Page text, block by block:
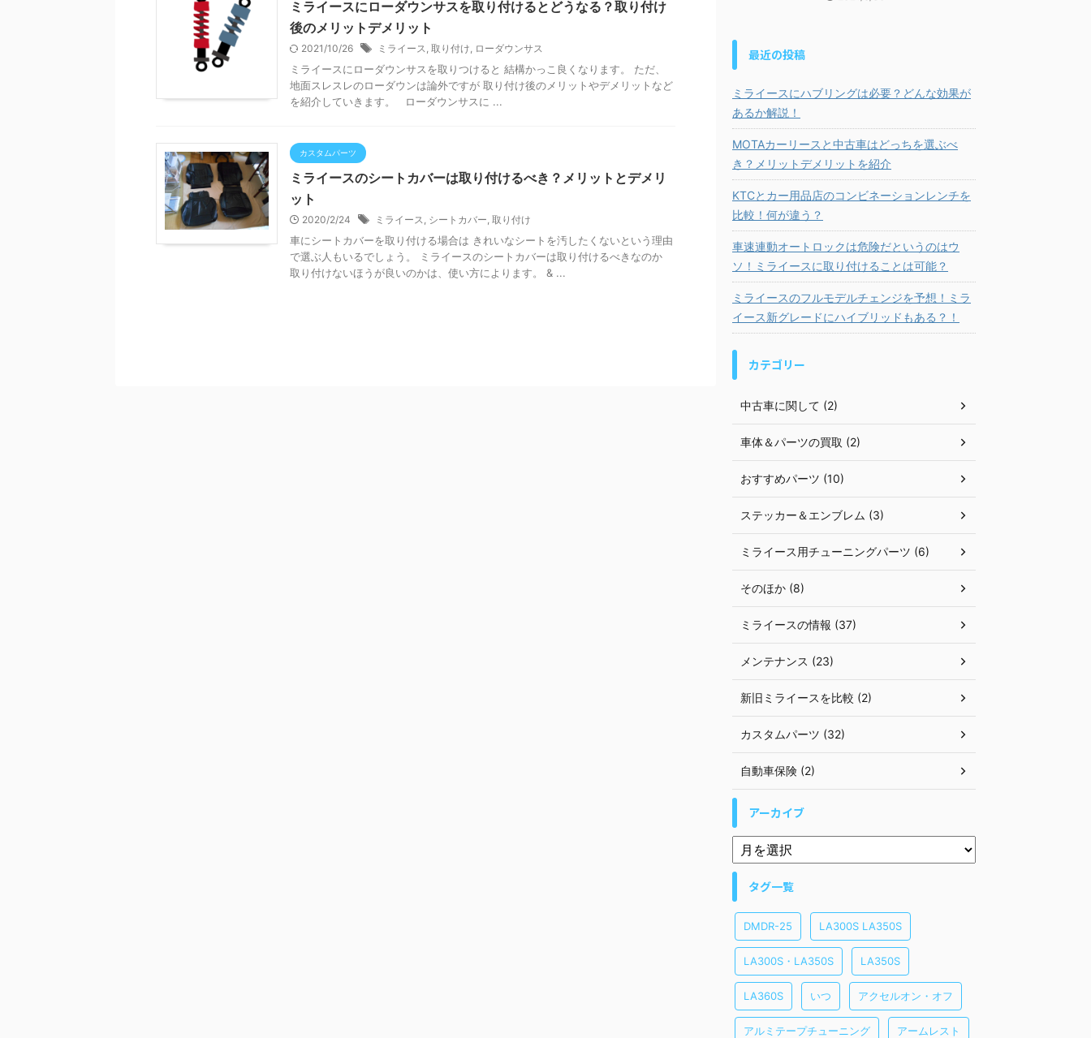
ミライースにローダウンサスを取り付けるとどうなる？取り付け
後のメリットデメリット
2021/10/26 ミライース, 取り付け, ローダウンサス
ミライースにローダウンサスを取りつけると 結構かっこ良くなります。 ただ、
地面スレスレのローダウンは論外ですが 取り付け後のメリットやデメリットなど
を紹介していきます。 ローダウンサスに ...
カスタムパーツ
ミライースのシートカバーは取り付けるべき？メリットとデメリ
ット
2020/2/24 ミライース, シートカバー, 取り付け
車にシートカバーを取り付ける場合は きれいなシートを汚したくないという理由
で選ぶ人もいるでしょう。 ミライースのシートカバーは取り付けるべきなのか
取り付けないほうが良いのかは、使い方によります。 & ...
最近の投稿
ミライースにハブリングは必要？どんな効果が
あるか解説！
MOTAカーリースと中古車はどっちを選ぶべ
き？メリットデメリットを紹介
KTCとカー用品店のコンビネーションレンチを
比較！何が違う？
車速連動オートロックは危険だというのはウ
ソ！ミライースに取り付けることは可能？
ミライースのフルモデルチェンジを予想！ミラ
イース新グレードにハイブリッドもある？！
カテゴリー
中古車に関して (2)
車体＆パーツの買取 (2)
おすすめパーツ (10)
ステッカー＆エンブレム (3)
ミライース用チューニングパーツ (6)
そのほか (8)
ミライースの情報 (37)
メンテナンス (23)
新旧ミライースを比較 (2)
カスタムパーツ (32)
自動車保険 (2)
アーカイブ
タグ一覧
DMDR-25 LA300S LA350S
LA300S・LA350S LA350S
LA360S いつ アクセルオン・オフ
アルミテープチューニング アームレスト